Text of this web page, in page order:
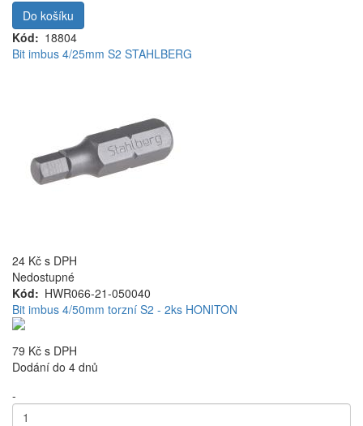
Do košíku
Kód
18804
Bit imbus 4/25mm S2 STAHLBERG
24 Kč s DPH
Nedostupné
Kód
HWR066-21-050040
Bit imbus 4/50mm torzní S2 - 2ks HONITON
79 Kč s DPH
Dodání do 4 dnů
-